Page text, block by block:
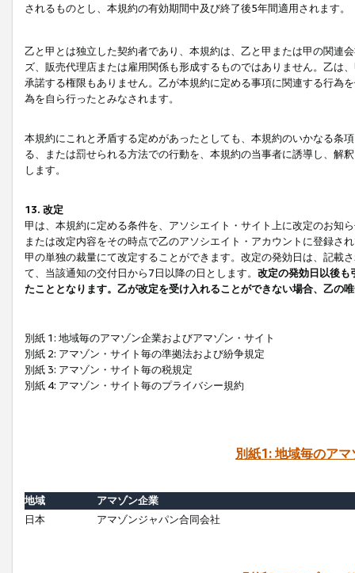
されるものとし、本規約の有効期間中及び終了後5年間適用されます。
乙と甲とは独立した契約者であり、本規約は、乙と甲または甲の関連
ズ、販売代理店または雇用関係も形成するものではありません。乙は
承諾する権限もありません。乙が本規約に定める事項に関連する行為
為を自ら行ったとみなされます。
本規約にこれと矛盾する定めがあったとしても、本規約のいかなる条
る、または罰せられる方法での行動を、本規約の当事者に誘導し、解
します。
13. 改定
甲は、本規約に定める条件を、アソシエイト・サイト上に改定のお知
または改定内容をその時点で乙のアソシエイト・アカウントに登録さ
甲の単独の裁量にて改定することができます。改定の発効日は、記載
て、当該通知の交付日から7日以降の日とします。 改定の発効日以後も
たこととなります。乙が改定を受け入れることができない場合、乙の
別紙 1: 地域毎のアマゾン企業およびアマゾン・サイト
別紙 2: アマゾン・サイト毎の準拠法および紛争規定
別紙 3: アマゾン・サイト毎の税規定
別紙 4: アマゾン・サイト毎のプライバシー規約
別紙1: 地域毎のア
地域
アマゾン企業
日本
アマゾンジャパン合同会社